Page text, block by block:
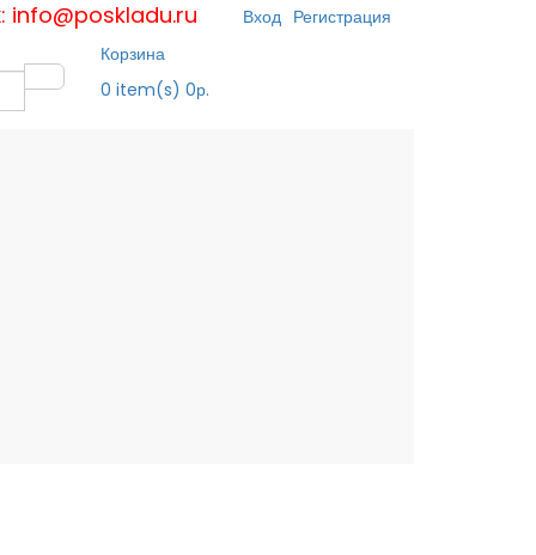
info@poskladu.ru Вход Регистрация
Корзина
0 item(s) 0р.